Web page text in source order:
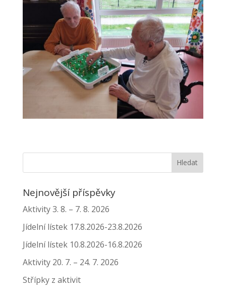
Nejnovější příspěvky
Aktivity 3. 8. – 7. 8. 2026
Jídelní lístek 17.8.2026-23.8.2026
Jídelní lístek 10.8.2026-16.8.2026
Aktivity 20. 7. – 24. 7. 2026
Střípky z aktivit